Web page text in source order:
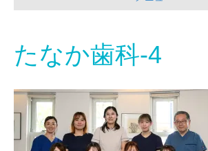
たなか歯科-4